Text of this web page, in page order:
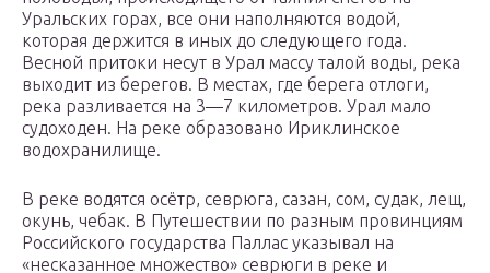
Уральских горах, все они наполняются водой,
которая держится в иных до следующего года.
Весной притоки несут в Урал массу талой воды, река
выходит из берегов. В местах, где берега отлоги,
река разливается на 3—7 километров. Урал мало
судоходен. На реке образовано Ириклинское
водохранилище.
В реке водятся осётр, севрюга, сазан, сом, судак, лещ,
окунь, чебак. В Путешествии по разным провинциям
Российского государства Паллас указывал на
«несказанное множество» севрюги в реке и